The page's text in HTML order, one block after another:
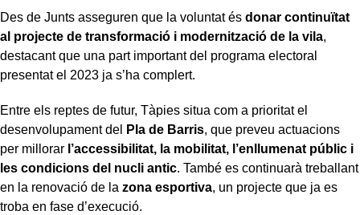
Des de Junts asseguren que la voluntat és donar continuïtat
al projecte de transformació i modernització de la vila,
destacant que una part important del programa electoral
presentat el 2023 ja s’ha complert.
Entre els reptes de futur, Tàpies situa com a prioritat el
desenvolupament del
Pla de Barris, que preveu actuacions
per millorar l’accessibilitat, la mobilitat, l’enllumenat públic i
les condicions del nucli antic. També es continuarà treballant
en la renovació de la zona esportiva, un projecte que ja es
troba en fase d’execució.